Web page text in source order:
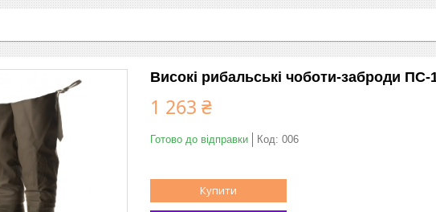
Високі рибальські чоботи-заброди ПС-
1 263 ₴
Готово до відправки Код: 006
Купити